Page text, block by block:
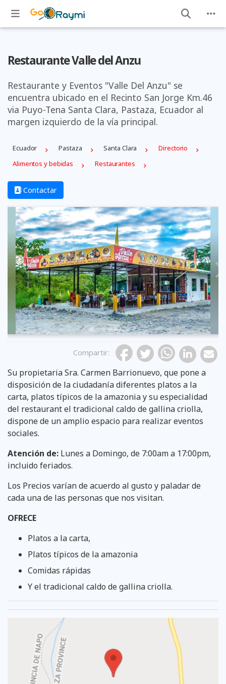
Restaurante Valle del Anzu
Restaurante y Eventos "Valle Del Anzu" se
encuentra ubicado en el Recinto San Jorge Km.46
via Puyo-Tena Santa Clara, Pastaza, Ecuador al
margen izquierdo de la vía principal.
Ecuador Pastaza Santa Clara
Directorio
Alimentos y bebidas
Restaurantes
Contactar
Previous
Compartir:
Su propietaria Sra. Carmen Barrionuevo, que pone a
disposición de la ciudadanía diferentes platos a la
carta, platos típicos de la amazonia y su especialidad
del restaurant el tradicional caldo de gallina criolla,
dispone de un amplio espacio para realizar eventos
sociales.
Atención de: Lunes a Domingo, de 7:00am a 17:00pm,
incluido feriados.
Los Precios varían de acuerdo al gusto y paladar de
cada una de las personas que nos visitan.
OFRECE
Platos a la carta,
Platos típicos de la amazonia
Comidas rápidas
Y el tradicional caldo de gallina criolla.